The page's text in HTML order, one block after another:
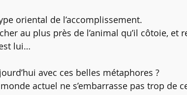
oriental de l’accomplissement.
au plus près de l’animal qu’il côtoie,
lui…
avec ces belles métaphores ?
actuel ne s’embarrasse pas trop de